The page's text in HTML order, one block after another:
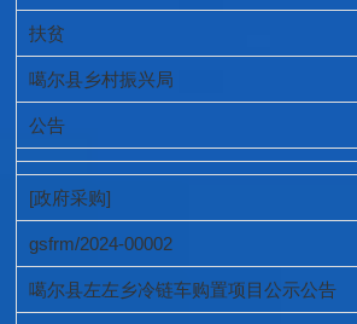
扶贫
噶尔县乡村振兴局
公告
[政府采购]
gsfrm/2024-00002
噶尔县左左乡冷链车购置项目公示公告